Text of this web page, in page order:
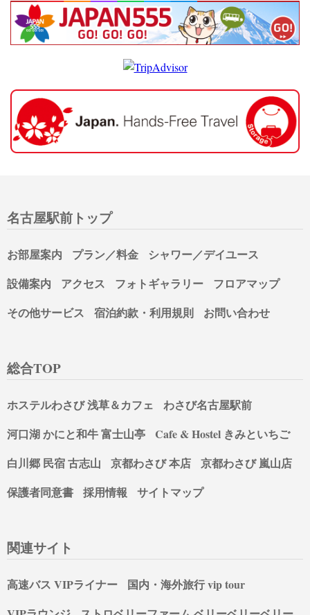
名古屋駅前トップ
お部屋案内 プラン／料金
シャワー／デイユース
設備案内
アクセス フォトギャラリー
フロアマップ
その他サービス
宿泊約款・利用規則 お問い合わせ
総合TOP
ホステルわさび 浅草＆カフェ
わさび名古屋駅前
河口湖 かにと和牛 富士山亭
Cafe & Hostel きみといちご
白川郷 民宿 古志山
京都わさび 本店
京都わさび 嵐山店
保護者同意書
採用情報 サイトマップ
関連サイト
高速バス VIPライナー
国内・海外旅行 vip tour